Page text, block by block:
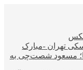
تهران -مبارک
مسعود شصت‌چی به